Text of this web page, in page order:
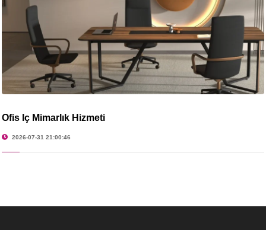
Ofis İç Mimarlık Hizmeti
2026-07-31 21:00:46